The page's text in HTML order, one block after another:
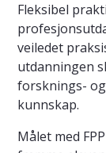
Fleksibel
veiledet
utdanningen
forsknings-
kunnskap.
Målet med